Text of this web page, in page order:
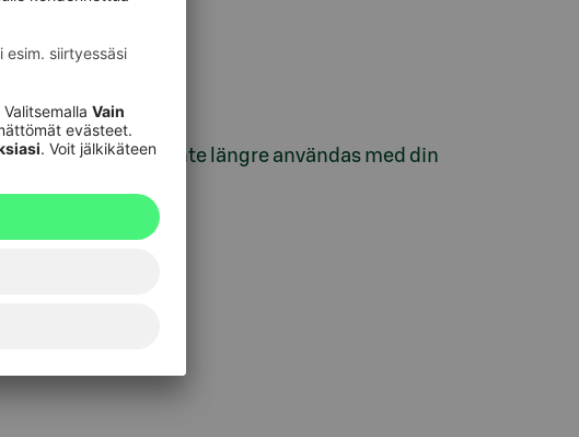
webbank inte längre användas med din